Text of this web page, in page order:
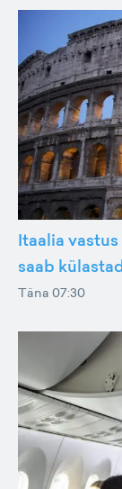
Itaalia
saab
Täna 07:30